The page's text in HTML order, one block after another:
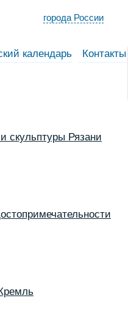
города России
календарь
Контакты
скульптуры Рязани